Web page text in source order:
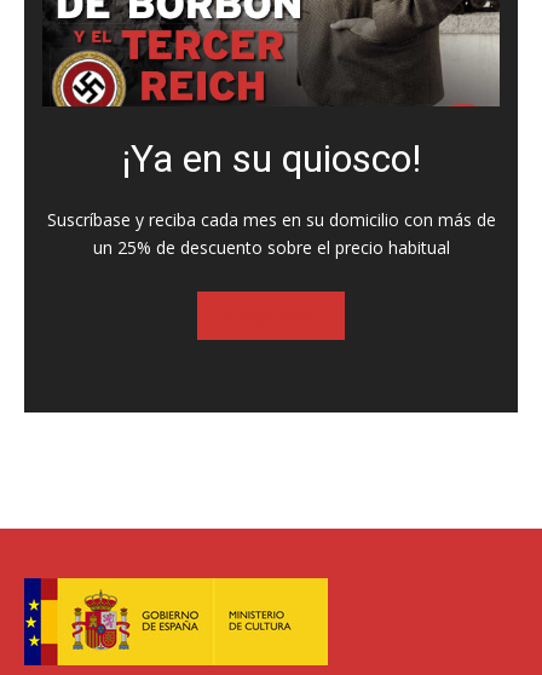
¡Ya en su quiosco!
Suscríbase y reciba cada mes en su domicilio con más de
un 25% de descuento sobre el precio habitual